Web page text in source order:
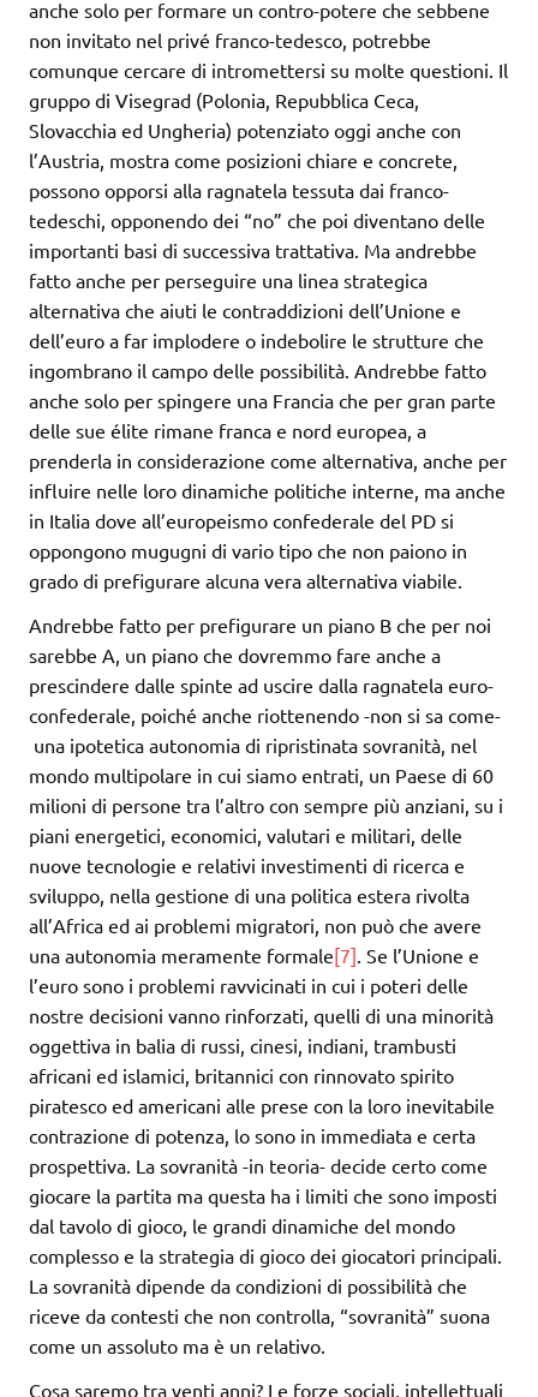
anche solo per formare un contro-potere che sebbene
non invitato nel privé franco-tedesco, potrebbe
comunque cercare di intromettersi su molte questioni. Il
gruppo di Visegrad (Polonia, Repubblica Ceca,
Slovacchia ed Ungheria) potenziato oggi anche con
l’Austria, mostra come posizioni chiare e concrete,
possono opporsi alla ragnatela tessuta dai franco-
tedeschi, opponendo dei “no” che poi diventano delle
importanti basi di successiva trattativa. Ma andrebbe
fatto anche per perseguire una linea strategica
alternativa che aiuti le contraddizioni dell’Unione e
dell’euro a far implodere o indebolire le strutture che
ingombrano il campo delle possibilità. Andrebbe fatto
anche solo per spingere una Francia che per gran parte
delle sue élite rimane franca e nord europea, a
prenderla in considerazione come alternativa, anche per
influire nelle loro dinamiche politiche interne, ma anche
in Italia dove all’europeismo confederale del PD si
oppongono mugugni di vario tipo che non paiono in
grado di prefigurare alcuna vera alternativa viabile.
Andrebbe fatto per prefigurare un piano B che per noi
sarebbe A, un piano che dovremmo fare anche a
prescindere dalle spinte ad uscire dalla ragnatela euro-
confederale, poiché anche riottenendo -non si sa come-
una ipotetica autonomia di ripristinata sovranità, nel
mondo multipolare in cui siamo entrati, un Paese di 60
milioni di persone tra l’altro con sempre più anziani, su i
piani energetici, economici, valutari e militari, delle
nuove tecnologie e relativi investimenti di ricerca e
sviluppo, nella gestione di una politica estera rivolta
all’Africa ed ai problemi migratori, non può che avere
una autonomia meramente formale[7] . Se l’Unione e
l’euro sono i problemi ravvicinati in cui i poteri delle
nostre decisioni vanno rinforzati, quelli di una minorità
oggettiva in balia di russi, cinesi, indiani, trambusti
africani ed islamici, britannici con rinnovato spirito
piratesco ed americani alle prese con la loro inevitabile
contrazione di potenza, lo sono in immediata e certa
prospettiva. La sovranità -in teoria- decide certo come
giocare la partita ma questa ha i limiti che sono imposti
dal tavolo di gioco, le grandi dinamiche del mondo
complesso e la strategia di gioco dei giocatori principali.
La sovranità dipende da condizioni di possibilità che
riceve da contesti che non controlla, “sovranità” suona
come un assoluto ma è un relativo.
Cosa saremo tra venti anni? Le forze sociali, intellettuali